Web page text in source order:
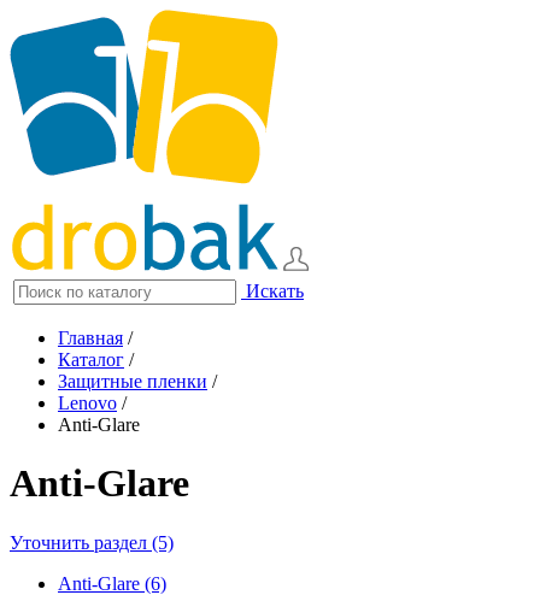
Искать
Главная /
Каталог /
Защитные пленки /
Lenovo /
Anti-Glare
Anti-Glare
Уточнить раздел (5)
Anti-Glare (6)